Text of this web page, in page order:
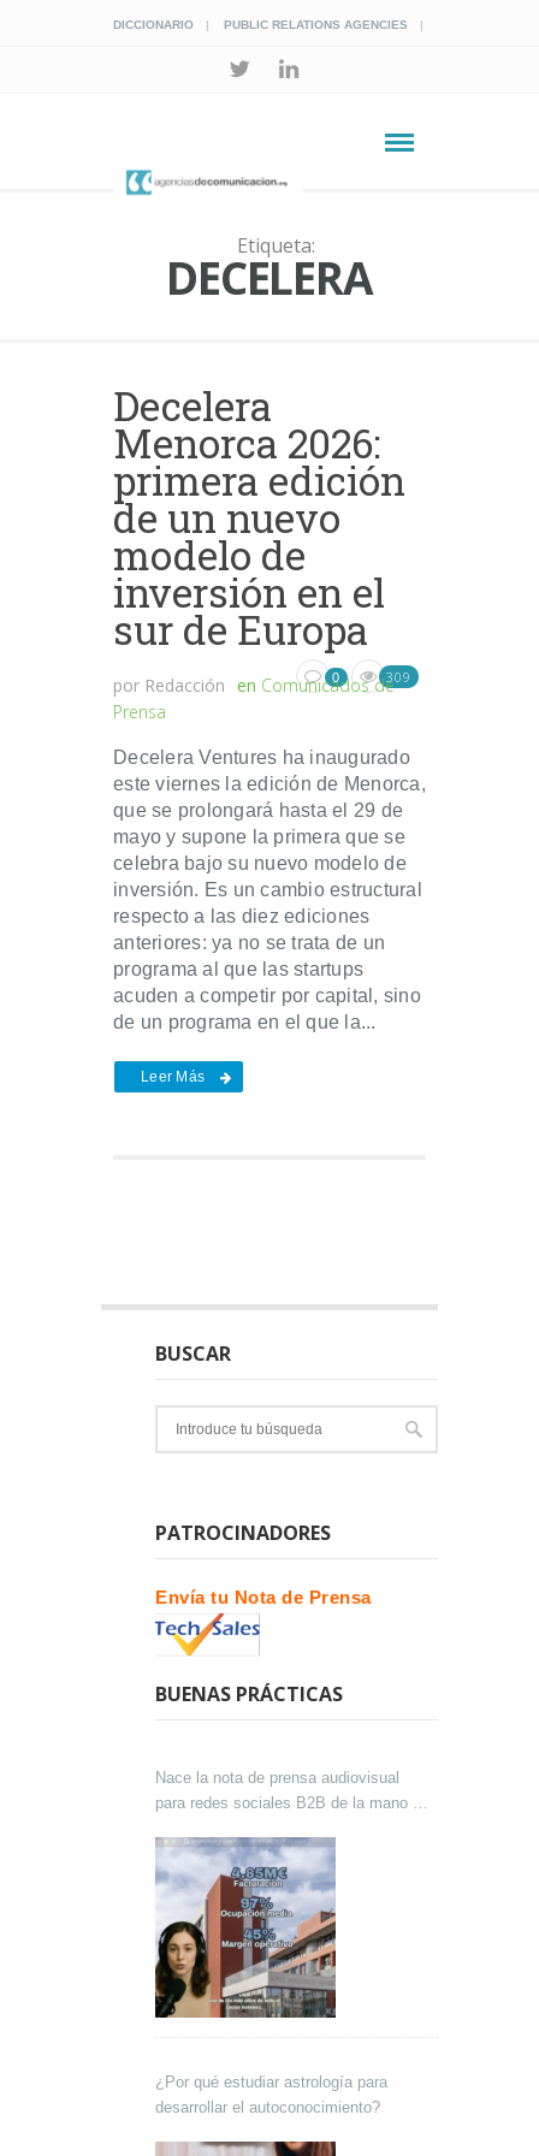
DICCIONARIO PUBLIC RELATIONS AGENCIES
Etiqueta:
DECELERA
Decelera
Menorca 2026:
primera edición
de un nuevo
modelo de
inversión en el
sur de Europa
por Redacción en Comunicados de
Prensa
0 309
Decelera Ventures ha inaugurado
este viernes la edición de Menorca,
que se prolongará hasta el 29 de
mayo y supone la primera que se
celebra bajo su nuevo modelo de
inversión. Es un cambio estructural
respecto a las diez ediciones
anteriores: ya no se trata de un
programa al que las startups
acuden a competir por capital, sino
de un programa en el que la...
Leer Más
BUSCAR
PATROCINADORES
Envía tu Nota de Prensa
BUENAS PRÁCTICAS
Nace la nota de prensa audiovisual
para redes sociales B2B de la mano de
¿Por qué estudiar astrología para
desarrollar el autoconocimiento?